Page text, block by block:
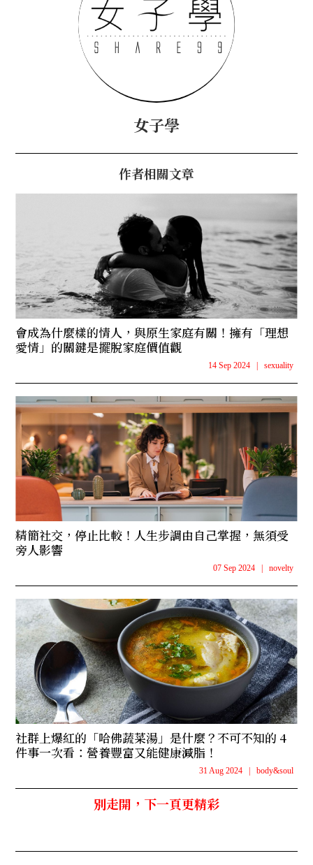
女子學
作者相關文章
會成為什麼樣的情人，與原生家庭有關！擁有「理想
愛情」的關鍵是擺脫家庭價值觀
14 Sep 2024 sexuality
精簡社交，停止比較！人生步調由自己掌握，無須受
旁人影響
07 Sep 2024 novelty
社群上爆紅的「哈佛蔬菜湯」是什麼？不可不知的 4
件事一次看：營養豐富又能健康減脂！
31 Aug 2024 body&soul
別走開，下一頁更精彩